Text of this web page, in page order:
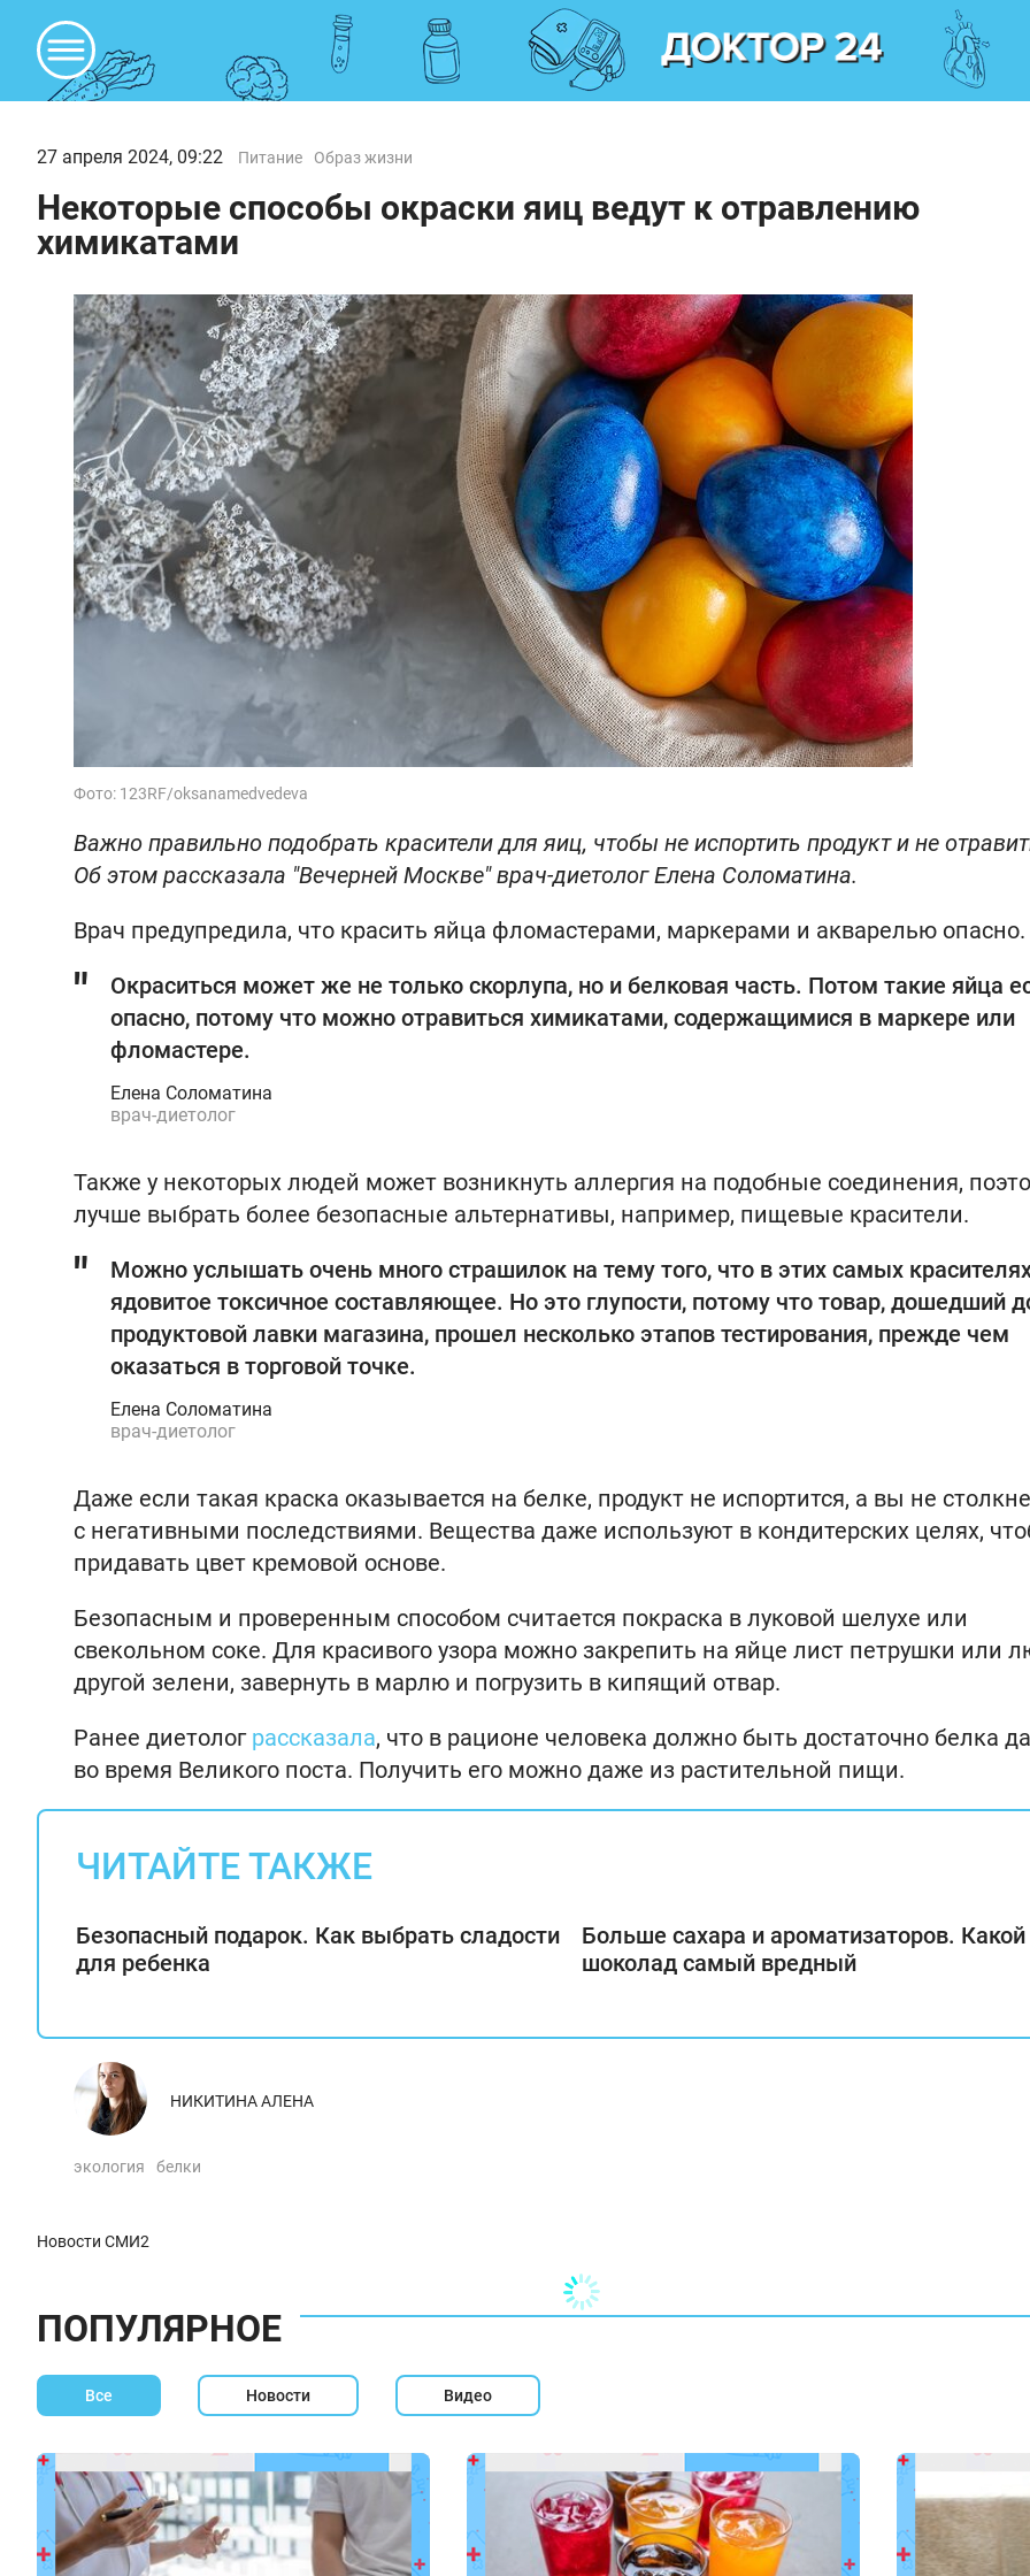
27 апреля 2024, 09:22 Питание Образ жизни
Некоторые способы окраски яиц ведут к отравлению
химикатами
Фото: 123RF/oksanamedvedeva
Важно правильно подобрать красители для яиц, чтобы не испортить продукт и не
Об этом рассказала "‎Вечерней Москве"‎ врач-диетолог Елена Соломатина.
Врач предупредила, что красить яйца фломастерами, маркерами и акварелью опасно.
Окраситься может же не только скорлупа, но и белковая часть. Потом такие яйца
опасно, потому что можно отравиться химикатами, содержащимися в маркере или
фломастере.
Елена Соломатина
врач-диетолог
Также у некоторых людей может возникнуть аллергия на подобные соединения,
лучше выбрать более безопасные альтернативы, например, пищевые красители.
Можно услышать очень много страшилок на тему того, что в этих самых
ядовитое токсичное составляющее. Но это глупости, потому что товар, дошедший
продуктовой лавки магазина, прошел несколько этапов тестирования, прежде чем
оказаться в торговой точке.
Елена Соломатина
врач-диетолог
Даже если такая краска оказывается на белке, продукт не испортится, а вы не
с негативными последствиями. Вещества даже используют в кондитерских целях,
придавать цвет кремовой основе.
Безопасным и проверенным способом считается покраска в луковой шелухе или
свекольном соке. Для красивого узора можно закрепить на яйце лист петрушки или
другой зелени, завернуть в марлю и погрузить в кипящий отвар.
Ранее диетолог рассказала, что в рационе человека должно быть достаточно белка
во время Великого поста. Получить его можно даже из растительной пищи.
ЧИТАЙТЕ ТАКЖЕ
Безопасный подарок. Как выбрать сладости
для ребенка
Больше сахара и ароматизаторов. Какой
шоколад самый вредный
НИКИТИНА АЛЕНА
экология белки
Новости СМИ2
ПОПУЛЯРНОЕ
Все Новости Видео